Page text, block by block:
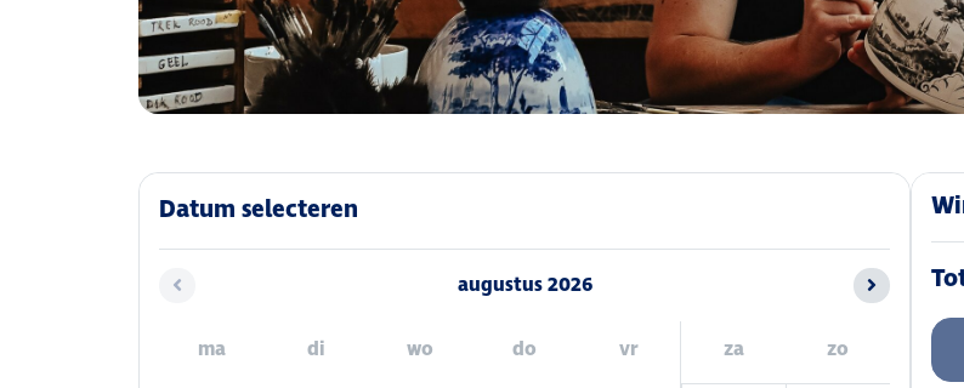
Datum selecteren
augustus 2026
ma di wo do vr za zo